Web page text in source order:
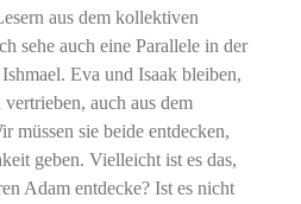
aus dem kollektiven
sehe auch eine Parallele in der
Eva und Isaak bleiben,
auch aus dem
müssen sie beide entdecken,
geben. Vielleicht ist es das,
Adam entdecke? Ist es nicht